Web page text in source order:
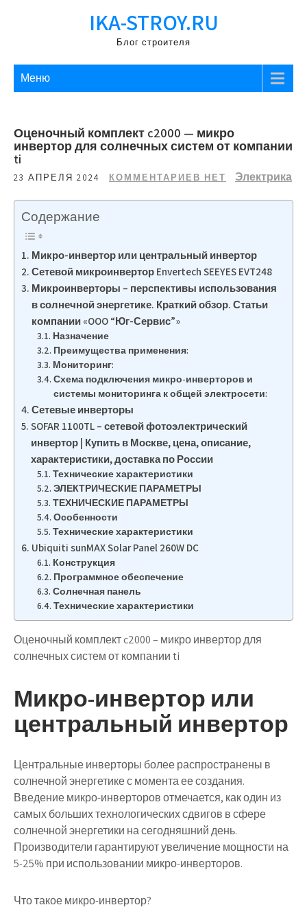
IKA-STROY.RU
Блог строителя
Меню
Оценочный комплект c2000 — микро
инвертор для солнечных систем от компании
ti
23 АПРЕЛЯ 2024 КОММЕНТАРИЕВ НЕТ Электрика
Содержание
Микро-инвертор или центральный инвертор
Сетевой микроинвертор Envertech SEEYES EVT248
Микроинверторы – перспективы использования
в солнечной энергетике. Краткий обзор. Статьи
компании «OOO “Юг-Сервис”»
Назначение
Преимущества применения:
Мониторинг:
Схема подключения микро-инверторов и
системы мониторинга к общей электросети:
Сетевые инверторы
SOFAR 1100TL – сетевой фотоэлектрический
инвертор | Купить в Москве, цена, описание,
характеристики, доставка по России
Технические характеристики
ЭЛЕКТРИЧЕСКИЕ ПАРАМЕТРЫ
ТЕХНИЧЕСКИЕ ПАРАМЕТРЫ
Особенности
Технические характеристики
Ubiquiti sunMAX Solar Panel 260W DC
Конструкция
Программное обеспечение
Солнечная панель
Технические характеристики
Оценочный комплект c2000 – микро инвертор для
солнечных систем от компании ti
Микро-инвертор или
центральный инвертор
Центральные инверторы более распространены в
солнечной энергетике с момента ее создания.
Введение микро-инверторов отмечается, как один из
самых больших технологических сдвигов в сфере
солнечной энергетики на сегодняшний день.
Производители гарантируют увеличение мощности на
5-25% при использовании микро-инверторов.
Что такое микро-инвертор?